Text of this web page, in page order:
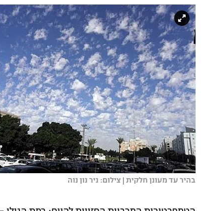
בהיר עד מעונן חלקית | צילום: ניר נון נוה